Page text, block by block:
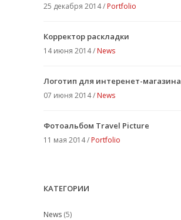
25 декабря 2014 / Portfolio
Корректор раскладки
14 июня 2014 / News
Логотип для интеренет-магазина
07 июня 2014 / News
Фотоальбом Travel Picture
11 мая 2014 / Portfolio
КАТЕГОРИИ
News (5)